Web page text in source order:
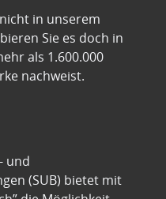
in unserem
Sie es doch in
als 1.600.000
nachweist.
und
(SUB) bietet mit